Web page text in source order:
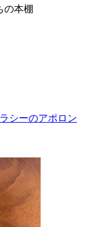
の本棚
シーのアポロン